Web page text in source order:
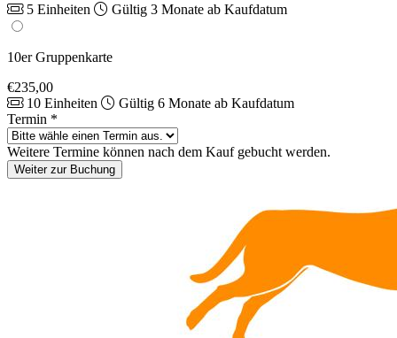
5 Einheiten
Gültig 3 Monate ab Kaufdatum
10er Gruppenkarte
€235,00
10 Einheiten
Gültig 6 Monate ab Kaufdatum
Termin *
Weitere Termine können nach dem Kauf gebucht werden.
Weiter zur Buchung